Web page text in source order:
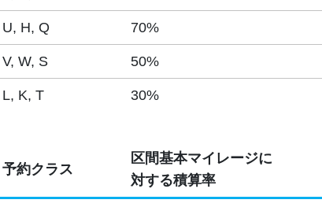
U, H, Q 70%
V, W, S 50%
L, K, T 30%
予約クラス
区間基本マイレージに
対する積算率